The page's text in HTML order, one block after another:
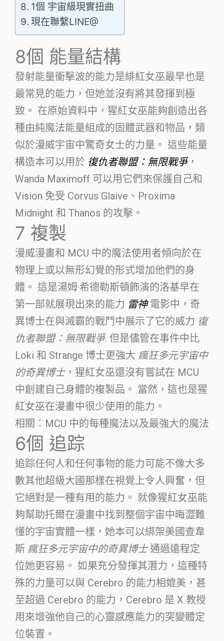
1個 宇宙級現實扭曲
現在聯繫LINE@
8個 能量結構
發射能量衝擊波的能力是緋紅女巫最早也是
最常見的能力，但她並沒有將其發揮到極
致。 在原始資料中，猩紅女巫能夠創造出各
種由純魔法能量組成的固體武器和物品，類
似於漫威宇宙中驚奇女士的力量。 這些能量
構造本可以用於 復仇者聯盟：無限戰爭，
Wanda Maximoff 可以用它們來保護自己和
Vision 免受 Corvus Glaive、Proxima
Midnight 和 Thanos 的攻擊。
7 複製
漫威漫畫和 MCU 中的魔法使用者傾向於在
物理上或以無形幻覺的形式增加他們的身
體。 這是湯姆·希德勒斯頓飾演的洛基早在
第一部就展現出來的能力 雷神電影中，奇
異博士在與滅霸的戰鬥中展示了它的威力 復
仇者聯盟：無限戰爭. 但是儘管在事件中比
Loki 和 Strange 博士更強大 瘋狂多元宇宙中
的奇異博士，猩紅女巫還沒有嘗試在 MCU
中創建自己身體的複製品。 當然，這也是猩
紅女巫在漫畫中很少使用的能力。
相關：MCU 中的每種魔法以及最強大的魔法
6個 追踪
追踪任何人和任何事物的能力可能不像大多
數其他超級大國那樣在視覺上令人興奮，但
它絕對是一種有用的能力。 就像猩紅女巫能
夠幫助托爾在漫畫中找到整個宇宙中晦澀難
懂的宇宙實體一樣，她本可以綁架美國查韋
斯 瘋狂多元宇宙中的奇異博士通過遠程定
位她更容易。 如果充分發揮其潛力，這種特
殊的力量可以與 Cerebro 的能力相媲美，甚
至超過 Cerebro 的能力，Cerebro 是 X 教授
用來增強他自己的心靈感應能力的突變體定
位裝置。